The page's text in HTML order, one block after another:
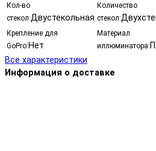
Кол-во
стекол:Двустекольная
Количество
стекол:
Крепление для
GoPro: Нет
Материал
иллюминатора:
Все характеристики
Информация о доставке